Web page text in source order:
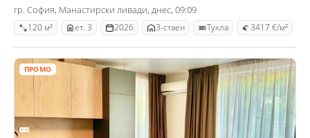
гр. София, Манастирски ливади, днес, 09:09
120 м² ет. 3 2026 3-стаен Тухла 3417 €/м²
ПРОМО